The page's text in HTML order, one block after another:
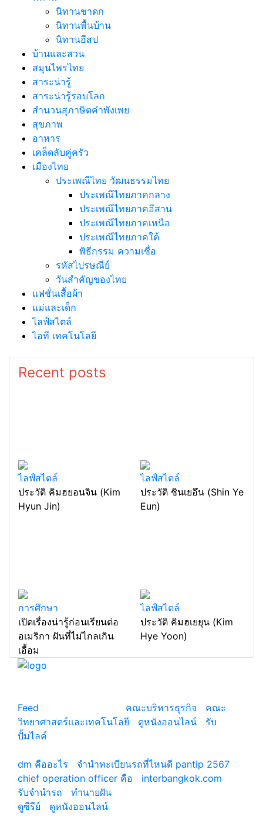
นิทานชาดก
นิทานพื้นบ้าน
นิทานอีสป
บ้านและสวน
สมุนไพรไทย
สาระน่ารู้
สาระน่ารู้รอบโลก
สำนวนสุภาษิตคำพังเพย
สุขภาพ
อาหาร
เคล็ดลับคู่ครัว
เมืองไทย
ประเพณีไทย วัฒนธรรมไทย
ประเพณีไทยภาคกลาง
ประเพณีไทยภาคอีสาน
ประเพณีไทยภาคเหนือ
ประเพณีไทยภาคใต้
พิธีกรรม ความเชื่อ
รหัสไปรษณีย์
วันสำคัญของไทย
แฟชั่นเสื้อผ้า
แม่และเด็ก
ไลฟ์สไตล์
ไอที เทคโนโลยี
Recent posts
ไลฟ์สไตล์
ประวัติ คิมฮยอนจิน (Kim
Hyun Jin)
ไลฟ์สไตล์
ประวัติ ชินเยอึน (Shin Ye
Eun)
การศึกษา
เปิดเรื่องน่ารู้ก่อนเรียนต่อ
อเมริกา ฝันที่ไม่ไกลเกิน
เอื้อม
ไลฟ์สไตล์
ประวัติ คิมฮเยยุน (Kim
Hye Yoon)
Feed
คณะบริหารธุรกิจ
คณะ
วิทยาศาสตร์และเทคโนโลยี
ดูหนังออนไลน์
รับ
ปั้มไลค์
dm คืออะไร
จํานําทะเบียนรถที่ไหนดี pantip 2567
chief operation officer คือ
interbangkok.com
รับจํานํารถ
ทํานายฝัน
ดูซีรีย์
ดูหนังออนไลน์